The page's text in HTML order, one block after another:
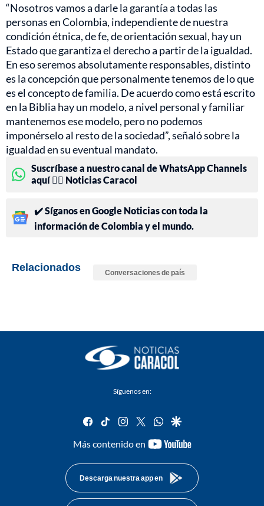
“Nosotros vamos a darle la garantía a todas las
personas en Colombia, independiente de nuestra
condición étnica, de fe, de orientación sexual, hay un
Estado que garantiza el derecho a partir de la igualdad.
En eso seremos absolutamente responsables, distinto
es la concepción que personalmente tenemos de lo que
es el concepto de familia. De acuerdo como está escrito
en la Biblia hay un modelo, a nivel personal y familiar
mantenemos ese modelo, pero no podemos
imponérselo al resto de la sociedad”, señaló sobre la
igualdad en su eventual mandato.
Suscríbase a nuestro canal de WhatsApp Channels
aquí 👉🏻 Noticias Caracol
✔️ Síganos en Google Noticias con toda la
información de Colombia y el mundo.
Relacionados Conversaciones de país
Síguenos en:
facebook
tiktok instagram
twitterwhatsapp
google
Más contenido en
youtube-
Descarga nuestra app en